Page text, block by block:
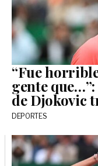
“Fue
gente
de Djokovic
DEPORTES